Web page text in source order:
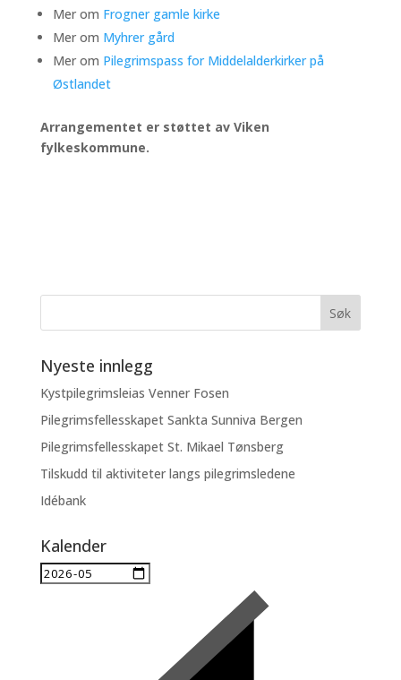
Mer om Frogner gamle kirke
Mer om Myhrer gård
Mer om Pilegrimspass for Middelalderkirker på
Østlandet
Arrangementet er støttet av Viken
fylkeskommune.
Nyeste innlegg
Kystpilegrimsleias Venner Fosen
Pilegrimsfellesskapet Sankta Sunniva Bergen
Pilegrimsfellesskapet St. Mikael Tønsberg
Tilskudd til aktiviteter langs pilegrimsledene
Idébank
Kalender